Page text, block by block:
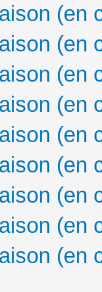
(en
(en
(en
(en
(en
(en
(en
(en
(en